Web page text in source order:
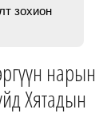
зохион
нарын
Хятадын